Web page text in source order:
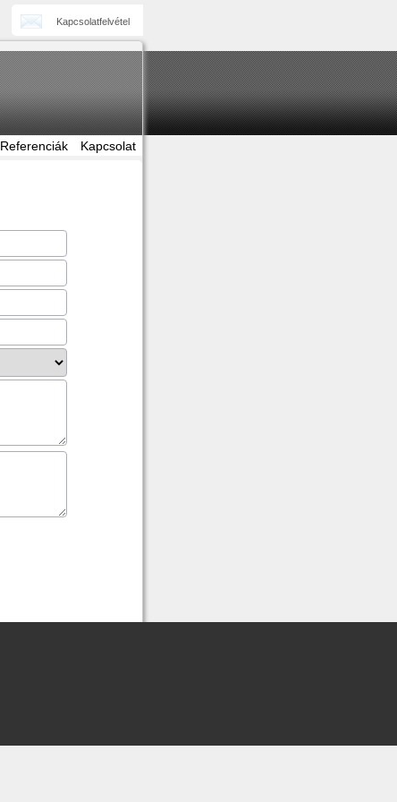
Kapcsolatfelvétel
Referenciák Kapcsolat